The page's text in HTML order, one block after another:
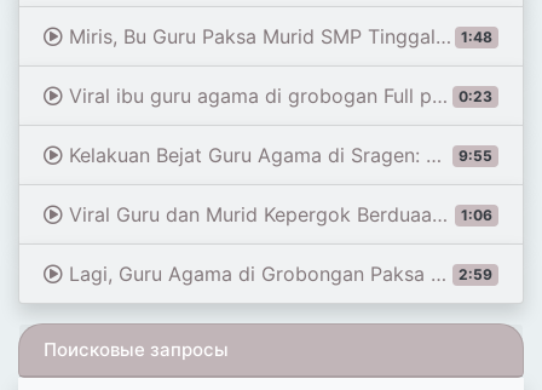
1:48
Miris, Bu Guru Paksa Murid SMP Tinggal Serumah di Grobogan - SIS 10/01
0:23
Viral ibu guru agama di grobogan Full part 11 Link Videy Viral no Pw Terbaru 2025
9:55
Kelakuan Bejat Guru Agama di Sragen: 21 Kali Cabuli Muridnya Kelas 2 SD, Terakhir Beraksi April 2025
1:06
Viral Guru dan Murid Kepergok Berduaan Satu Kamar, Alasannya Diluar Dugaan | NTV TONIGHT
2:59
Lagi, Guru Agama di Grobongan Paksa Gauli Muridnya Langsung Digerebek Warga | NTV TONIGHT
Поисковые запросы